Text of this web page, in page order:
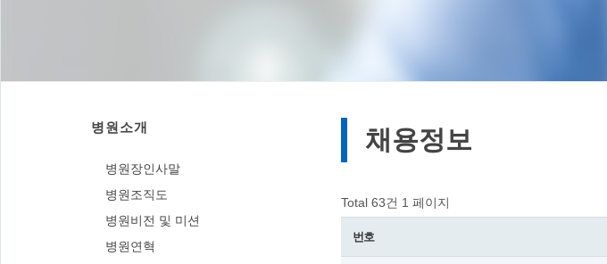
채용정보
Total 63건 1 페이지
번호
병원소개
병원장인사말
병원조직도
병원비전 및 미션
병원연혁